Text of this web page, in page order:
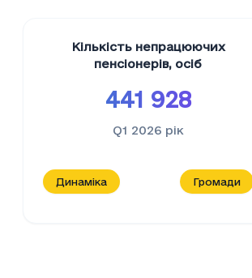
Кількість непрацюючих
пенсіонерів, осіб
441 928
Q1 2026 рік
Динаміка Громади